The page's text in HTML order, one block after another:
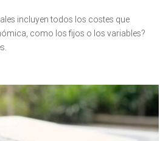
incluyen todos los costes que
como los fijos o los variables?